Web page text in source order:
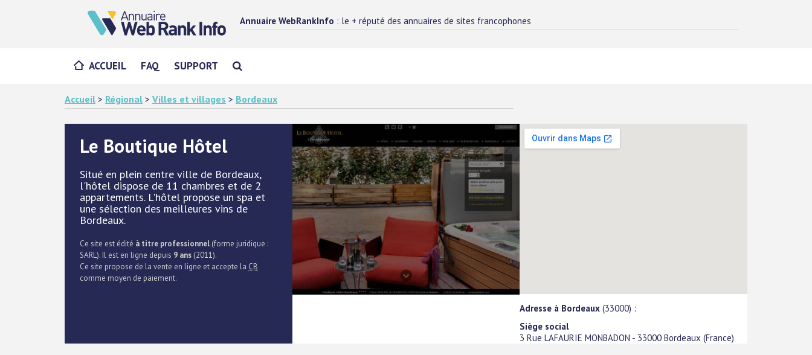
Annuaire WebRankInfo : le + réputé des annuaires de sites francophones
ACCUEIL FAQ SUPPORT
Accueil > Régional > Villes et villages > Bordeaux
Le Boutique Hôtel
Situé en plein centre ville de Bordeaux,
l'hôtel dispose de 11 chambres et de 2
appartements. L'hôtel propose un spa et
une sélection des meilleures vins de
Bordeaux.
Ce site est édité à titre professionnel (forme juridique :
SARL). Il est en ligne depuis 9 ans (2011).
Ce site propose de la vente en ligne et accepte la CB
comme moyen de paiement.
Adresse à Bordeaux (33000) :
Siège social
3 Rue LAFAURIE MONBADON - 33000 Bordeaux (France)